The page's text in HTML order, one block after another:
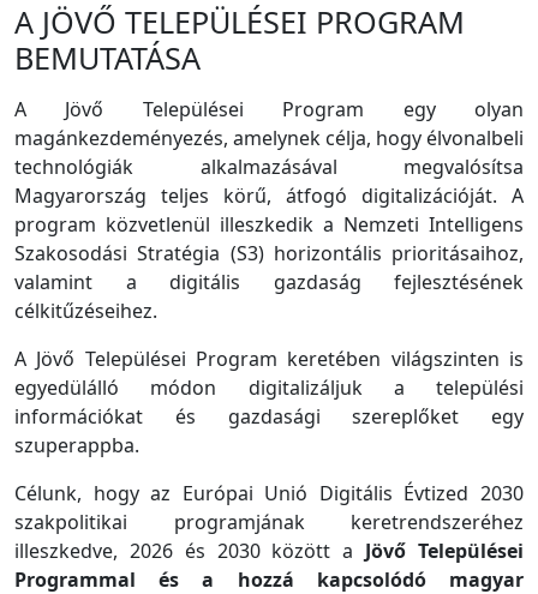
A JÖVŐ TELEPÜLÉSEI PROGRAM
BEMUTATÁSA
A Jövő Települései Program egy olyan
magánkezdeményezés, amelynek célja, hogy élvonalbeli
technológiák alkalmazásával megvalósítsa
Magyarország teljes körű, átfogó digitalizációját. A
program közvetlenül illeszkedik a Nemzeti Intelligens
Szakosodási Stratégia (S3) horizontális prioritásaihoz,
valamint a digitális gazdaság fejlesztésének
célkitűzéseihez.
A Jövő Települései Program keretében világszinten is
egyedülálló módon digitalizáljuk a települési
információkat és gazdasági szereplőket egy
szuperappba.
Célunk, hogy az Európai Unió Digitális Évtized 2030
szakpolitikai programjának keretrendszeréhez
illeszkedve, 2026 és 2030 között a Jövő Települései
Programmal és a hozzá kapcsolódó magyar